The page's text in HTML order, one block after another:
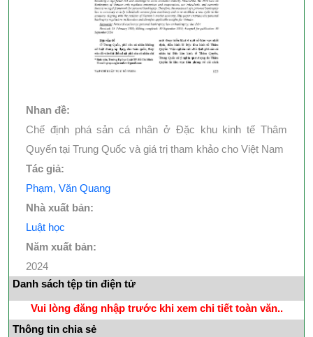
Nhan đề:
Chế định phá sản cá nhân ở Đặc khu kinh tế Thâm
Quyến tại Trung Quốc và giá trị tham khảo cho Việt Nam
Tác giả:
Phạm, Văn Quang
Nhà xuất bản:
Luật học
Năm xuất bản:
2024
Danh sách tệp tin điện tử
Vui lòng đăng nhập trước khi xem chi tiết toàn văn..
Thông tin chia sẻ